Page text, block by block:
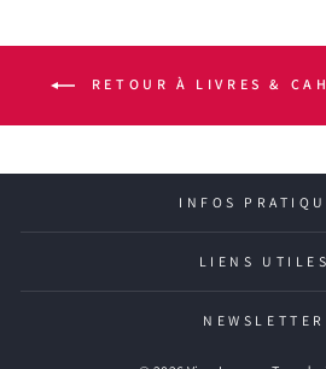
RETOUR À LIVRES &
INFOS
LIENS UTILES
NEWSLETTER